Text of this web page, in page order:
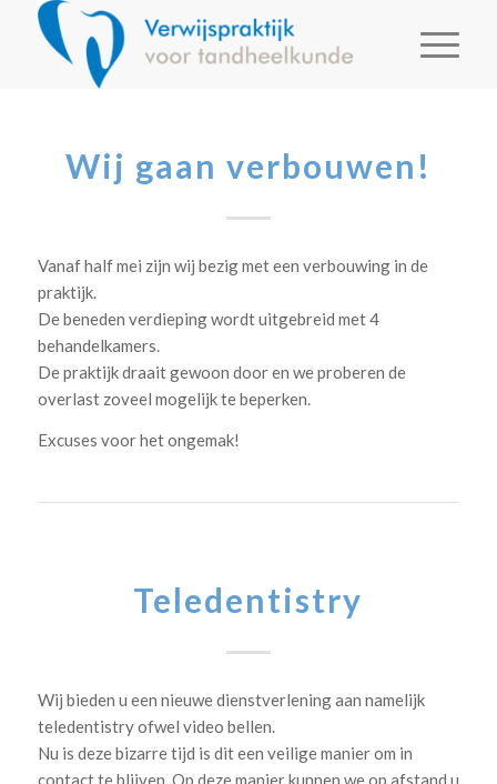
Wij gaan verbouwen!
Vanaf half mei zijn wij bezig met een verbouwing in de
praktijk.
De beneden verdieping wordt uitgebreid met 4
behandelkamers.
De praktijk draait gewoon door en we proberen de
overlast zoveel mogelijk te beperken.
Excuses voor het ongemak!
Teledentistry
Wij bieden u een nieuwe dienstverlening aan namelijk
teledentistry ofwel video bellen.
Nu is deze bizarre tijd is dit een veilige manier om in
contact te blijven. Op deze manier kunnen we op afstand u